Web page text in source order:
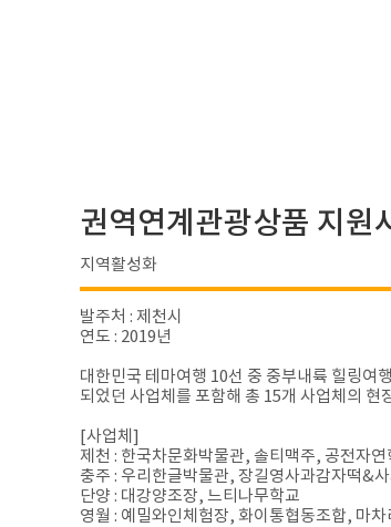
권역연계관광상품 지원
지역활성화
발주처 : 제천시
연도 : 2019년
대한민국 테마여행 10선 중 중부내륙 힐링여
되었던 사업체를 포함해 총 15개 사업체의
[사업체]
제천 : 한국차문화박물관, 솔티맥주, 공전자
충주 : 우리한글박물관, 장길영사과감자떡&
단양 : 대강양조장, 느티나무학교
영월 : 예밀와인체험장, 화이통협동조합, 마